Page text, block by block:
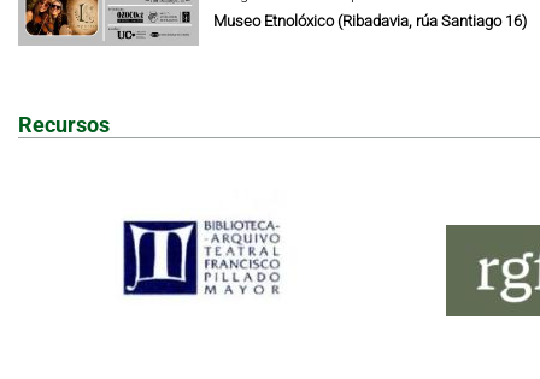
Museo Etnolóxico (Ribadavia, rúa Santiago 16)
Recursos